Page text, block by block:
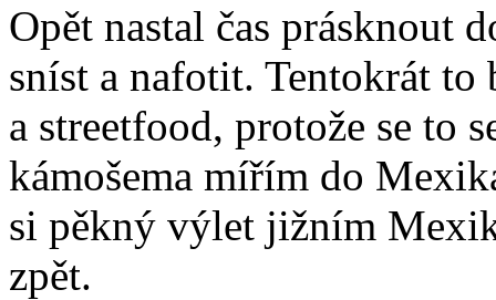
Opět nastal čas prásknout
sníst a nafotit. Tentokrát
a streetfood, protože se to
kámošema mířím do
si pěkný výlet jižním
zpět.